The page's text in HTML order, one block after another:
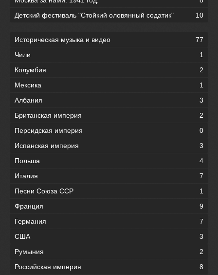
Детский фестиваль "Стойкий оловянный содатик"
10
Историческая музыка и видео
77
Чили
1
Колумбия
2
Мексика
1
Албания
3
Британская империя
2
Персидская империя
0
Испанская империя
3
Польша
4
Италия
7
Песни Союза ССР
1
Франция
9
Германия
7
США
3
Румыния
2
Российская империя
8